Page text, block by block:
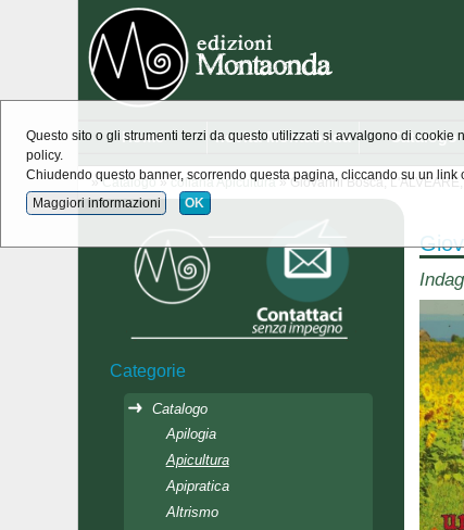
Home novità Montaonda Catalogo
»Catalogo »collana Apicultura » Giovanni Bosca,
Categorie
Catalogo
Apilogia
Apicultura
Apipratica
Altrismo
Questo sito o gli strumenti terzi da questo utilizzati si avvalgono di
policy.
Chiudendo questo banner, scorrendo questa pagina, cliccando su un
Maggiori informazioni OK